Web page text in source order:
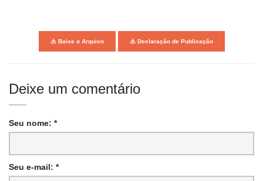
Baixe o Arquivo Declaração de Publicação
Deixe um comentário
Seu nome: *
Seu e-mail: *